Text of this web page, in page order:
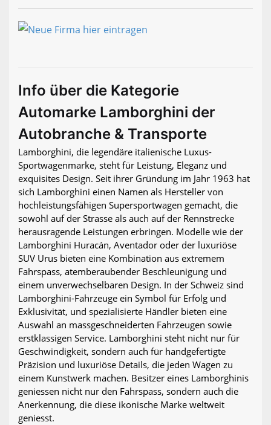
Info über die Kategorie
Automarke Lamborghini der
Autobranche & Transporte
Lamborghini, die legendäre italienische Luxus-
Sportwagenmarke, steht für Leistung, Eleganz und
exquisites Design. Seit ihrer Gründung im Jahr 1963 hat
sich Lamborghini einen Namen als Hersteller von
hochleistungsfähigen Supersportwagen gemacht, die
sowohl auf der Strasse als auch auf der Rennstrecke
herausragende Leistungen erbringen. Modelle wie der
Lamborghini Huracán, Aventador oder der luxuriöse
SUV Urus bieten eine Kombination aus extremem
Fahrspass, atemberaubender Beschleunigung und
einem unverwechselbaren Design. In der Schweiz sind
Lamborghini-Fahrzeuge ein Symbol für Erfolg und
Exklusivität, und spezialisierte Händler bieten eine
Auswahl an massgeschneiderten Fahrzeugen sowie
erstklassigen Service. Lamborghini steht nicht nur für
Geschwindigkeit, sondern auch für handgefertigte
Präzision und luxuriöse Details, die jeden Wagen zu
einem Kunstwerk machen. Besitzer eines Lamborghinis
geniessen nicht nur den Fahrspass, sondern auch die
Anerkennung, die diese ikonische Marke weltweit
geniesst.